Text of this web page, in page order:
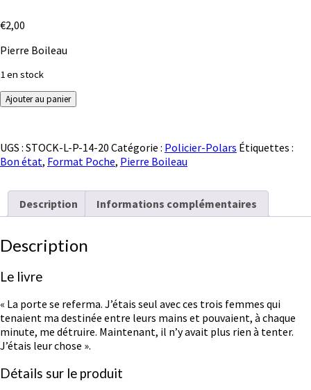
€2,00
Pierre Boileau
1 en stock
quantité
de
Ajouter au panier
UGS : STOCK-L-P-14-20 Catégorie : Policier-Polars Étiquettes :
Bon état, Format Poche, Pierre Boileau
Description Informations complémentaires
Description
Le livre
« La porte se referma. J’étais seul avec ces trois femmes qui
tenaient ma destinée entre leurs mains et pouvaient, à chaque
minute, me détruire. Maintenant, il n’y avait plus rien à tenter.
J’étais leur chose ».
Détails sur le produit